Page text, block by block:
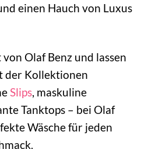
einen Hauch von Luxus
Olaf Benz und lassen
der Kollektionen
Slips, maskuline
Tanktops – bei Olaf
Wäsche für jeden